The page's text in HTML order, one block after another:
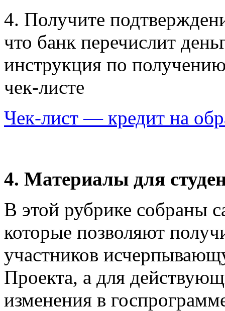
4. Получите
что банк перечислит
инструкция по
чек-листе
Чек-лист — кредит на
4. Материалы для
В этой рубрике собраны
которые позволяют
участников
Проекта, а для
изменения в